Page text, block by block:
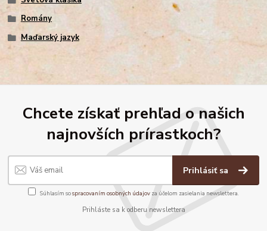
Romány
Maďarský jazyk
Chcete získať prehľad o našich
najnovších prírastkoch?
Prihlásiť sa
Súhlasím sospracovaním osobných údajov za účelom zasielania newslettera.
Prihláste sa k odberu newslettera